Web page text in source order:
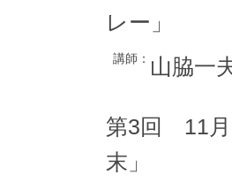
レー」
講師： 山脇一
第3回 11月
末」